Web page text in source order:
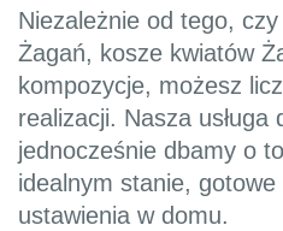
Niezależnie od tego,
Żagań, kosze kwiatów
kompozycje, możesz
realizacji. Nasza
jednocześnie dbamy o
idealnym stanie,
ustawienia w domu.